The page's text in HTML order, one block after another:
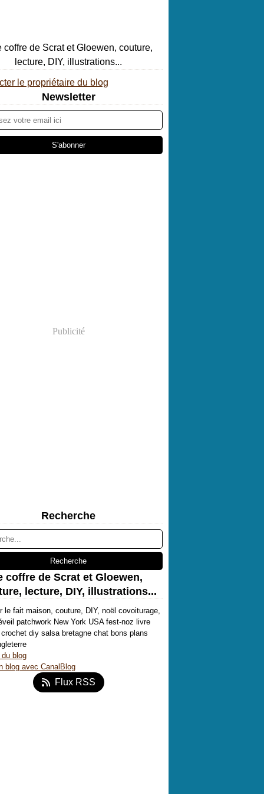
le propriétaire du blog
Newsletter
Publicité
Recherche
coffre de Scrat et Gloewen,
lecture, DIY, illustrations...
le fait maison, couture, DIY, noël covoiturage,
patchwork New York USA fest-noz livre
diy salsa bretagne chat bons plans
blog
blog avec CanalBlog
Flux RSS